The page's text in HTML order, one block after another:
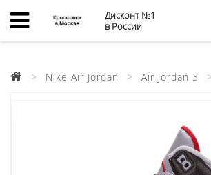
Дисконт №1
в России
Nike Air Jordan Air Jordan 3